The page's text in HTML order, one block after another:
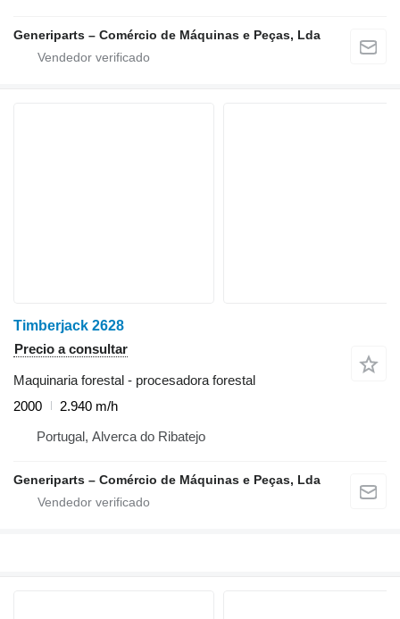
Generiparts – Comércio de Máquinas e Peças, Lda
Timberjack 2628
Precio a consultar
Maquinaria forestal - procesadora forestal
2000
2.940 m/h
Portugal, Alverca do Ribatejo
Generiparts – Comércio de Máquinas e Peças, Lda